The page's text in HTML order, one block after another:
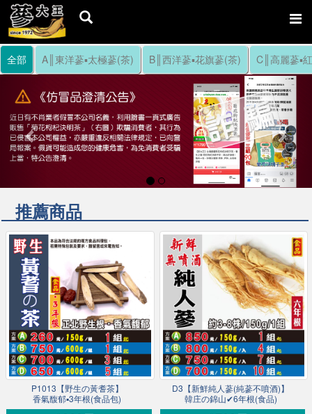
Previous
全部 A║東洋蔘▪太極蔘(茶) B║西洋蔘▪花旗蔘(茶) C║高麗蔘▪
推薦商品
P1013【野生の黃耆茶】
香氣馥郁▪3年根(食品包)
D3【新鮮純人蔘(純蔘不噴酒)】
韓庄の錦山✔6年根(食品)